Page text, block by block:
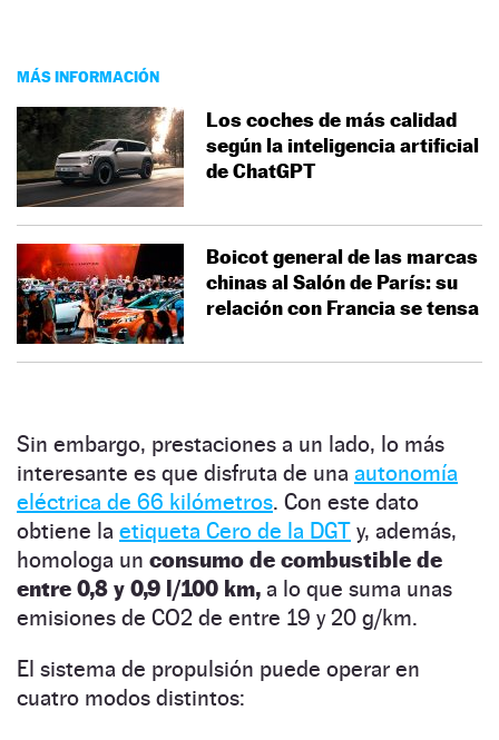
MÁS INFORMACIÓN
Los coches de más calidad
según la inteligencia artificial
de ChatGPT
Boicot general de las marcas
chinas al Salón de París: su
relación con Francia se tensa
Sin embargo, prestaciones a un lado, lo más
interesante es que disfruta de una autonomía
eléctrica de 66 kilómetros. Con este dato
obtiene la etiqueta Cero de la DGT y, además,
homologa un consumo de combustible de
entre 0,8 y 0,9 l/100 km, a lo que suma unas
emisiones de CO2 de entre 19 y 20 g/km.
El sistema de propulsión puede operar en
cuatro modos distintos: